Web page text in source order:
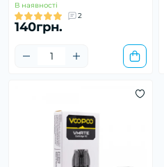
В наявності
2
140грн.